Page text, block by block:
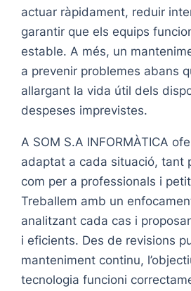
actuar ràpidament, reduir
garantir que els equips
estable. A més, un
a prevenir problemes abans
allargant la vida útil dels
despeses imprevistes.
A SOM S.A INFORMÀTICA
adaptat a cada situació, tant
com per a professionals i
Treballem amb un
analitzant cada cas i
i eficients. Des de revisions
manteniment continu,
tecnologia funcioni